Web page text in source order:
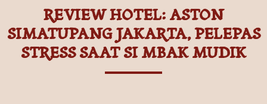
REVIEW HOTEL: ASTON
SIMATUPANG JAKARTA, PELEPAS
STRESS SAAT SI MBAK MUDIK